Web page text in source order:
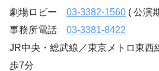
劇場ロビー 03-3382-1560 ( 公演
事務所電話 03-3381-8422
JR中央・総武線／東京メトロ東
歩7分